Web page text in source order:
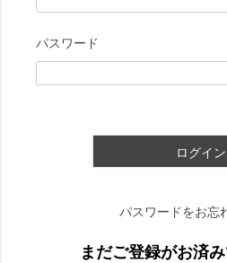
パスワード
ログイン
パスワードをお忘
まだご登録がお済